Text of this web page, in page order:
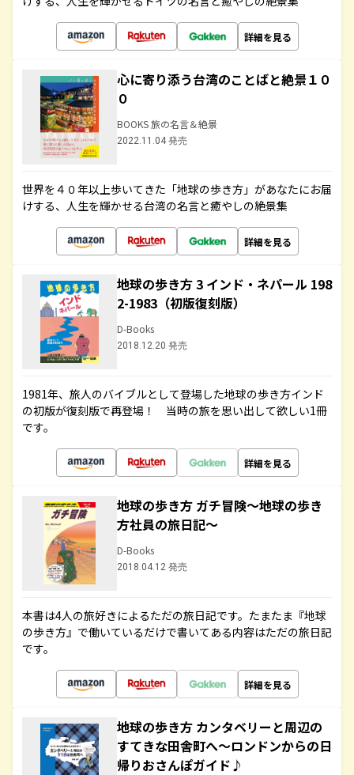
詳細を見る
心に寄り添う台湾のことばと絶景１０
０
BOOKS 旅の名言＆絶景
2022.11.04 発売
世界を４０年以上歩いてきた「地球の歩き方」があなたにお届
けする、人生を輝かせる台湾の名言と癒やしの絶景集
詳細を見る
地球の歩き方 3 インド・ネパール 198
2-1983（初版復刻版）
D-Books
2018.12.20 発売
1981年、旅人のバイブルとして登場した地球の歩き方インド
の初版が復刻版で再登場！ 当時の旅を思い出して欲しい1冊
です。
詳細を見る
地球の歩き方 ガチ冒険～地球の歩き
方社員の旅日記～
D-Books
2018.04.12 発売
本書は4人の旅好きによるただの旅日記です。たまたま『地球
の歩き方』で働いているだけで書いてある内容はただの旅日記
です。
詳細を見る
地球の歩き方 カンタベリーと周辺の
すてきな田舎町へ～ロンドンからの日
帰りおさんぽガイド♪